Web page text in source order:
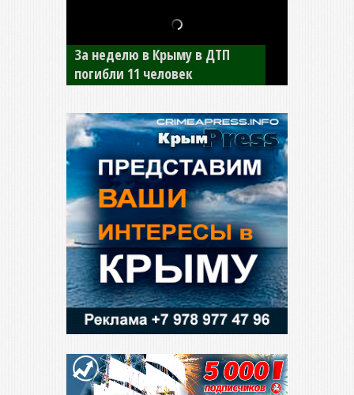
В Джанкое водитель ВАЗа
сбил двух детей на «зебре»